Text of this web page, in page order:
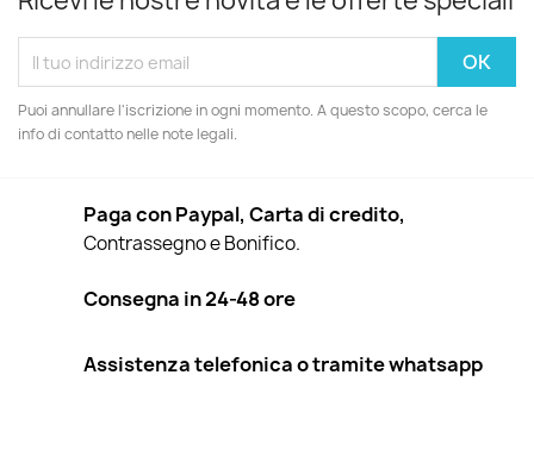
Puoi annullare l'iscrizione in ogni momento. A questo scopo, cerca le
info di contatto nelle note legali.
Paga con Paypal, Carta di credito,
Contrassegno e Bonifico.
Consegna in 24-48 ore
Assistenza telefonica o tramite whatsapp